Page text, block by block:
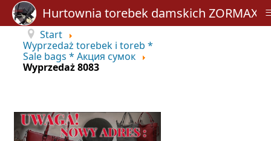
Start
Wyprzedaż torebek i toreb *
Sale bags * Акция сумок
Wyprzedaż 8083
Hurtownia torebek damskich ZORMAX